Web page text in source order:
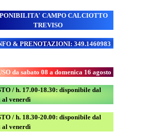
CAMPO CALCIOTTO
TREVISO
& PRENOTAZIONI: 349.1460983
da sabato 08 a domenica 16 agosto
/ h. 17.00-18.30: disponibile dal
al venerdì
/ h. 18.30-20.00: disponibile dal
al venerdì